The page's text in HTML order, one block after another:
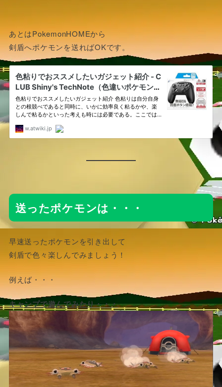
あとはPokemonHOMEから
剣盾へポケモンを送ればOKです。
送ったポケモンは・・・
早速送ったポケモンを引き出して
剣盾で色々楽しんでみましょう！
例えば・・・
キャンプで遊んでみたり・・・